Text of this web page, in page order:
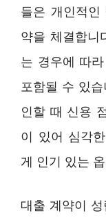
들은 개인적
약을 체결합니
는 경우에 따
포함될 수 있
인할 때 신용
이 있어 심각
게 인기 있는
대출 계약이